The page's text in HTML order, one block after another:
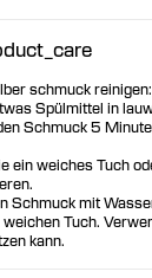
schmuck reinigen:
Spülmittel in
Schmuck 5
ein weiches Tuch
Schmuck mit
Tuch.
kann.